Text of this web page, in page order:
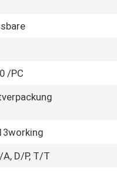
/PC
A, D/P, T/T